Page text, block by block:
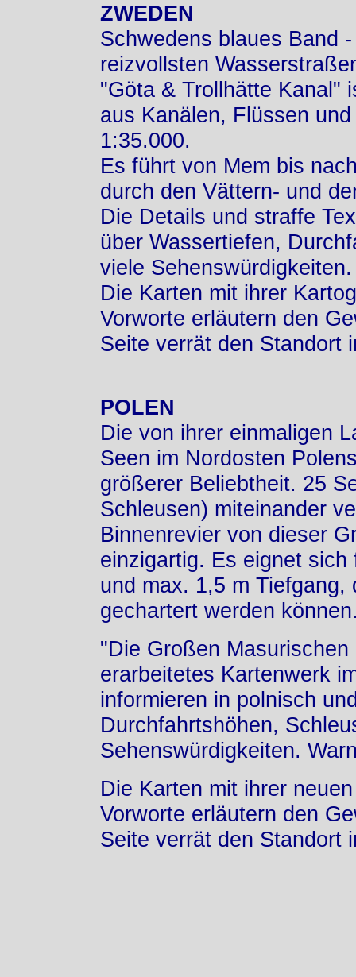
ZWEDEN
Schwedens blaues Band
reizvollsten
"Göta & Trollhätte Kanal"
aus Kanälen, Flüssen
1:35.000.
Es führt von Mem bis
durch den Vättern- und
Die Details und straffe
über Wassertiefen,
viele
Die Karten mit ihrer
Vorworte erläutern den
Seite verrät den Standort
POLEN
Die von ihrer einmaligen
Seen im Nordosten
größerer Beliebtheit. 25
Schleusen) miteinander
Binnenrevier von dieser
einzigartig. Es eignet
und max. 1,5 m
gechartert werden
"Die Großen
erarbeitetes Kartenwerk
informieren in polnisch
Durchfahrtshöhen,
Sehenswürdigkeiten.
Die Karten mit ihrer
Vorworte erläutern den
Seite verrät den Standort